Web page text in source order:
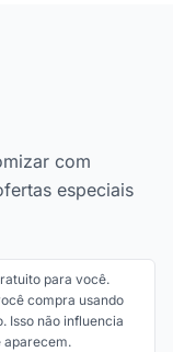
com
especiais
para você.
compra usando
Isso não influencia
aparecem.